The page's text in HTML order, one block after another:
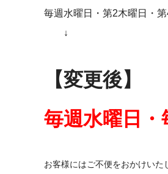
毎週水曜日・第2木曜日・第
↓
【変更後】
毎週水曜日・
お客様にはご不便をおかけいた